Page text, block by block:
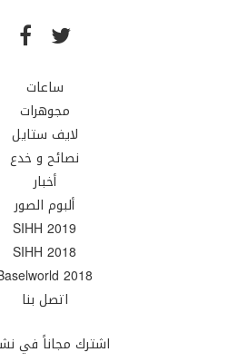
ساعات
مجوهرات
لايف ستايل
نصائح و خدع
أخبار
ألبوم الصور
SIHH 2019
SIHH 2018
2018
اتصل بنا
اشترك مجاناً في